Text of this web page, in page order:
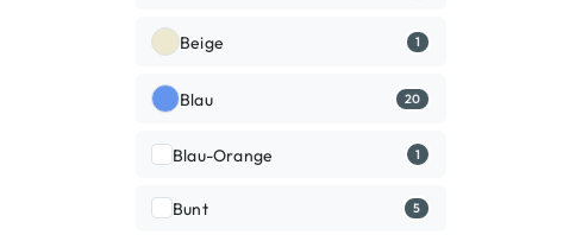
Beige 1
Blau 20
Blau-Orange 1
Bunt 5